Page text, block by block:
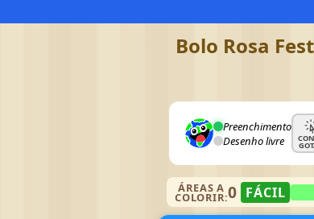
Bolo Rosa
Preenchimento
Desenho livre
ÁREAS A
COLORIR:0 FÁCIL